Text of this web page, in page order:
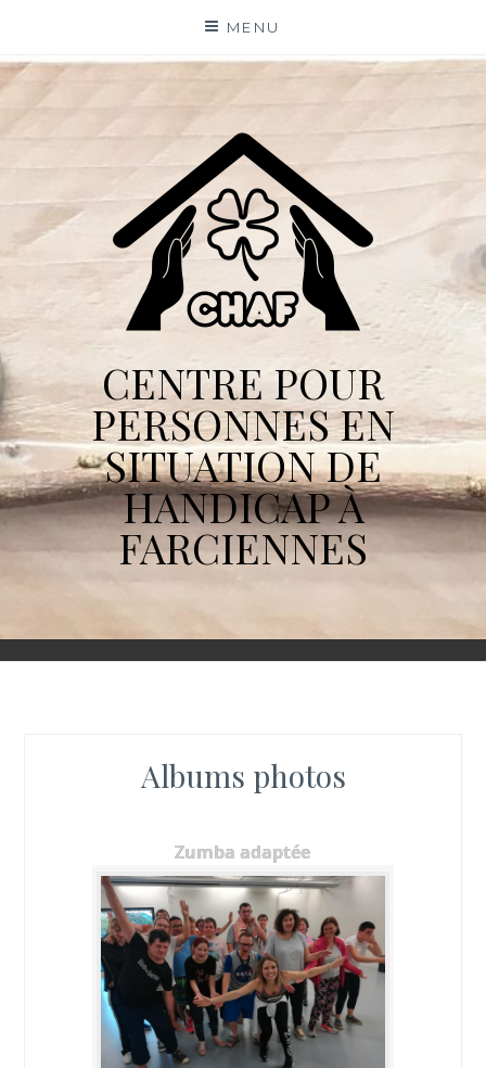
content
MENU
CENTRE POUR
PERSONNES EN
SITUATION DE
HANDICAP À
FARCIENNES
Albums photos
Zumba adaptée